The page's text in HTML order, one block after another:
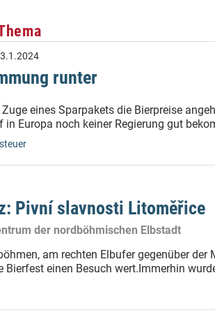
runter
eines Sparpakets die Bierpreise
Europa noch keiner Regierung gut
Pivní slavnosti Litoměřice
der nordböhmischen Elbstadt
am rechten Elbufer gegenüber der
einen Besuch wert.Immerhin